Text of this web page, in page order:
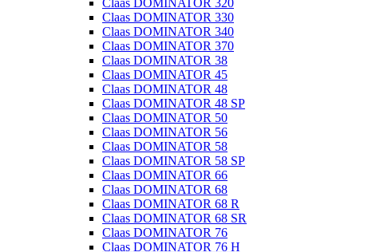
Claas DOMINATOR 320
Claas DOMINATOR 330
Claas DOMINATOR 340
Claas DOMINATOR 370
Claas DOMINATOR 38
Claas DOMINATOR 45
Claas DOMINATOR 48
Claas DOMINATOR 48 SP
Claas DOMINATOR 50
Claas DOMINATOR 56
Claas DOMINATOR 58
Claas DOMINATOR 58 SP
Claas DOMINATOR 66
Claas DOMINATOR 68
Claas DOMINATOR 68 R
Claas DOMINATOR 68 SR
Claas DOMINATOR 76
Claas DOMINATOR 76 H